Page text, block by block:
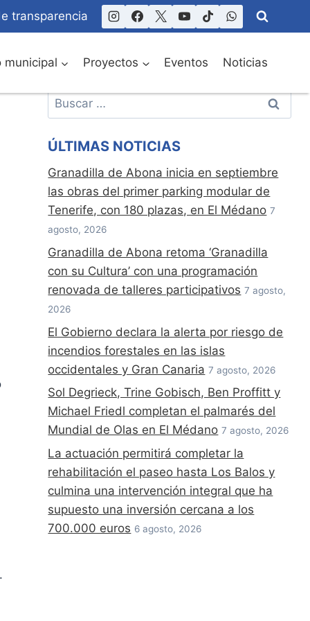
transparencia
municipal Proyectos Eventos Noticias
Buscar:
ÚLTIMAS NOTICIAS
Granadilla de Abona inicia en septiembre
las obras del primer parking modular de
Tenerife, con 180 plazas, en El Médano 7
agosto, 2026
Granadilla de Abona retoma ‘Granadilla
con su Cultura’ con una programación
renovada de talleres participativos 7 agosto,
2026
El Gobierno declara la alerta por riesgo de
incendios forestales en las islas
occidentales y Gran Canaria 7 agosto, 2026
Sol Degrieck, Trine Gobisch, Ben Proffitt y
Michael Friedl completan el palmarés del
Mundial de Olas en El Médano 7 agosto, 2026
La actuación permitirá completar la
rehabilitación el paseo hasta Los Balos y
culmina una intervención integral que ha
supuesto una inversión cercana a los
700.000 euros 6 agosto, 2026